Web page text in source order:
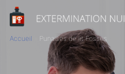
Accueil Punaises de lit Fosses